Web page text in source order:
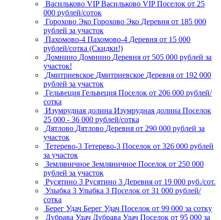
Васильково VIP Васильково VIP Поселок от 25
000 рублей/соток
Горохово Эко Горохово Эко Деревня от 185 000
рублей за участок
Пахомово-4 Пахомово-4 Деревня от 15 000
рублей/сотка (Скидки!)
Домнино Домнино Деревня от 505 000 рублей за
участок!
Дмитриевское Дмитриевское Деревня от 192 000
рублей за участок
Гельвеция Гельвеция Поселок от 206 000 рублей/
сотка
Изумрудная долина Изумрудная долина Поселок
25 000 - 36 000 рублей/сотка
Дятлово Дятлово Деревня от 290 000 рублей за
участок
Тетерево-3 Тетерево-3 Поселок от 326 000 рублей
за участок
Земляничное Земляничное Поселок от 250 000
рублей за участок
Русятино 3 Русятино 3 Деревня от 19 000 руб./сот.
Улыбка 3 Улыбка 3 Поселок от 31 000 рублей/
сотка
Берег Удач Берег Удач Поселок от 99 000 за сотку
Дубрава Удач Дубрава Удач Поселок от 95 000 за